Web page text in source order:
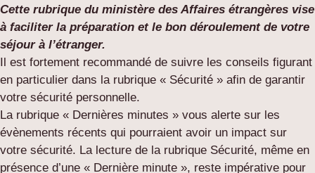
Cette rubrique du ministère des Affaires étrangères vise
à faciliter la préparation et le bon déroulement de votre
séjour à l’étranger.
Il est fortement recommandé de suivre les conseils figurant
en particulier dans la rubrique « Sécurité » afin de garantir
votre sécurité personnelle.
La rubrique « Dernières minutes » vous alerte sur les
évènements récents qui pourraient avoir un impact sur
votre sécurité. La lecture de la rubrique Sécurité, même en
présence d’une « Dernière minute », reste impérative pour